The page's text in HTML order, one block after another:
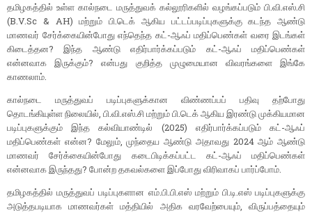
தமிழகத்தில் உள்ள கால்நடை மருத்துவக் கல்லூரிகளில் வழங்கப்படும் பி.வி.எஸ்.சி
(B.V.Sc & AH) மற்றும் பி.டெக் ஆகிய பட்டப்படிப்புகளுக்கு கடந்த ஆண்டு
மாணவர் சேர்க்கையின்போது எந்தெந்த கட்-ஆஃப் மதிப்பெண்கள் வரை இடங்கள்
கிடைத்தன? இந்த ஆண்டு எதிர்பார்க்கப்படும் கட்-ஆஃப் மதிப்பெண்கள்
என்னவாக இருக்கும்? என்பது குறித்த முழுமையான விவரங்களை இங்கே
காணலாம்.
கால்நடை மருத்துவப் படிப்புகளுக்கான விண்ணப்பப் பதிவு தற்போது
தொடங்கியுள்ள நிலையில், பி.வி.எஸ்.சி மற்றும் பி.டெக் ஆகிய இரண்டு முக்கியமான
படிப்புகளுக்கும் இந்த கல்வியாண்டில் (2025) எதிர்பார்க்கப்படும் கட்-ஆஃப்
மதிப்பெண்கள் என்ன? மேலும், முந்தைய ஆண்டு அதாவது 2024 ஆம் ஆண்டு
மாணவர் சேர்க்கையின்போது கடைபிடிக்கப்பட்ட கட்-ஆஃப் மதிப்பெண்கள்
என்னவாக இருந்தது? போன்ற தகவல்களை இப்போது விரிவாகப் பார்ப்போம்.
தமிழகத்தில் மருத்துவப் படிப்புகளான எம்.பி.பி.எஸ் மற்றும் பி.டி.எஸ் படிப்புகளுக்கு
அடுத்தபடியாக மாணவர்கள் மத்தியில் அதிக வரவேற்பையும், விருப்பத்தையும்